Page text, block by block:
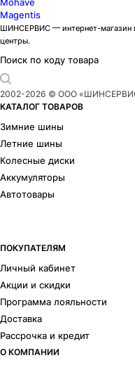
Mohave
Magentis
ШИНСЕРВИС — интернет-магазин
центры.
Поиск по коду товара
2002-2026 © ООО
КАТАЛОГ ТОВАРОВ
Зимние шины
Летние шины
Колесные диски
Аккумуляторы
Автотовары
ПОКУПАТЕЛЯМ
Личный кабинет
Акции и скидки
Программа лояльности
Доставка
Рассрочка и кредит
О КОМПАНИИ